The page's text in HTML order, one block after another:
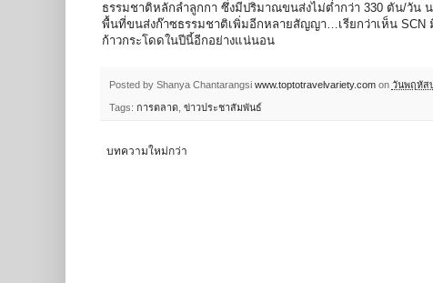
ธรรมชาติหลักลำลูกกา ซึ่งมีปริมาณขนส่งไม่ต่ำกว่า 330 ตัน/วัน
พื้นที่ขนส่งก๊าซธรรมชาติเพิ่มอีกหลายสัญญา…เรียกว่าเห็น SCN
ก้าวกระโดดในปีนี้อีกอย่างแน่นอน
Posted by Shanya Chantarangsi www.toptotravelvariety.com on วันพฤหัส
Tags: การตลาด, ข่าวประชาสัมพันธ์
บทความใหม่กว่า